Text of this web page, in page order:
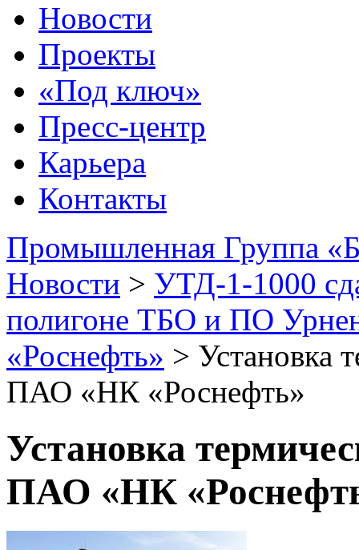
Новости
Проекты
«Под ключ»
Пресс-центр
Карьера
Контакты
Промышленная Группа
Новости > УТД-1-1000
полигоне ТБО и ПО
«Роснефть» > Установка
ПАО «НК «Роснефть»
Установка
ПАО «НК